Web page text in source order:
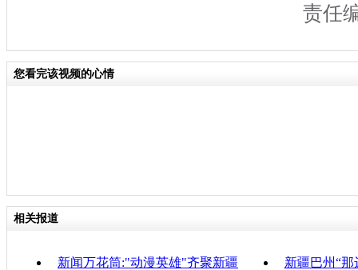
责任
您看完该视频的心情
相关报道
新闻万花筒:"动漫英雄"齐聚新疆
新疆巴州“